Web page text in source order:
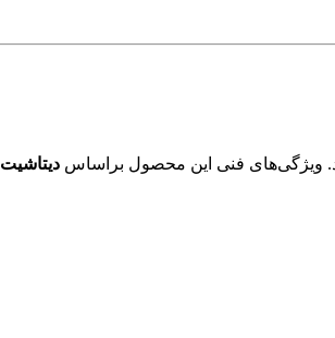
ویژگی‌های فنی این محصول براساس دیتاشیت